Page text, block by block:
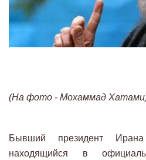
(На фото - Мохаммад
Бывший президент
находящийся в